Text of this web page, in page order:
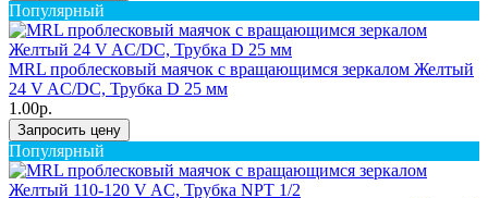
Популярный
MRL проблесковый маячок с вращающимся зеркалом Желтый
24 V AC/DC, Трубка D 25 мм
1.00р.
Запросить цену
Популярный